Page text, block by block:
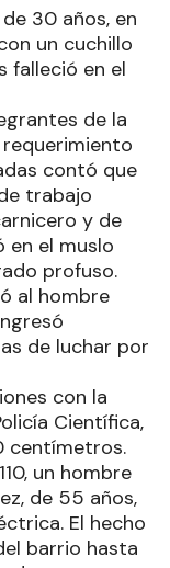
30 años, en
un cuchillo
falleció en el
de la
contó que
trabajo
y de
en el muslo
profuso.
al hombre
de luchar por
con la
Científica,
centímetros.
un hombre
de 55 años,
El hecho
barrio hasta